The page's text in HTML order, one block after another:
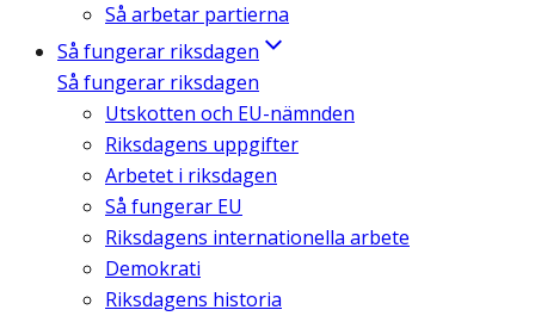
Så arbetar partierna
Så fungerar riksdagen
Så fungerar riksdagen
Utskotten och EU-nämnden
Riksdagens uppgifter
Arbetet i riksdagen
Så fungerar EU
Riksdagens internationella arbete
Demokrati
Riksdagens historia